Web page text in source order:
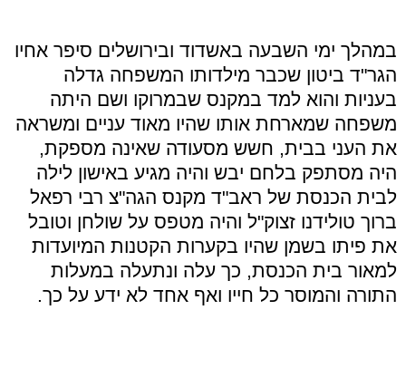
במהלך ימי השבעה באשדוד ובירושלים סיפר אחיו
הגר"ד ביטון שכבר מילדותו המשפחה גדלה
בעניות והוא למד במקנס שבמרוקו ושם היתה
משפחה שמארחת אותו שהיו מאוד עניים ומשראה
את העני בבית, חשש מסעודה שאינה מספקת,
היה מסתפק בלחם יבש והיה מגיע באישון לילה
לבית הכנסת של ראב"ד מקנס הגה"צ רבי רפאל
ברוך טולידנו זצוק"ל והיה מטפס על שולחן וטובל
את פיתו בשמן שהיו בקערות הקטנות המיועדות
למאור בית הכנסת, כך עלה ונתעלה במעלות
התורה והמוסר כל חייו ואף אחד לא ידע על כך.